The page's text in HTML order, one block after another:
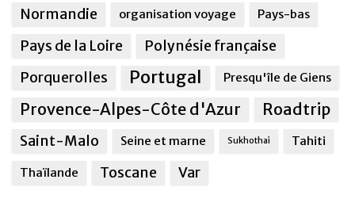
Normandie organisation voyage Pays-bas
Pays de la Loire
Polynésie française
Porquerolles
Portugal Presqu'île de Giens
Provence-Alpes-Côte d'Azur Roadtrip
Saint-Malo Seine et marne Sukhothai Tahiti
Thaïlande Toscane Var